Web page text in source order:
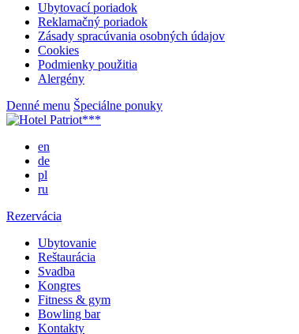
Ubytovací poriadok
Reklamačný poriadok
Zásady spracúvania osobných údajov
Cookies
Podmienky použitia
Alergény
Denné menu Špeciálne ponuky
en
de
pl
ru
Rezervácia
Ubytovanie
Reštaurácia
Svadba
Kongres
Fitness & gym
Bowling bar
Kontakty